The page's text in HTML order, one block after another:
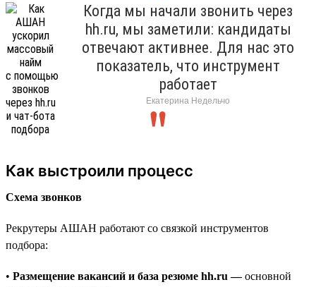
Когда мы начали звонить через
hh.ru, мы заметили: кандидаты
отвечают активнее. Для нас это
показатель, что инструмент
работает
Екатерина Недельчо
Как выстроили процесс
Схема звонков
Рекрутеры АШАН работают со связкой инструментов
подбора:
• Размещение вакансий и база резюме hh.ru —основной